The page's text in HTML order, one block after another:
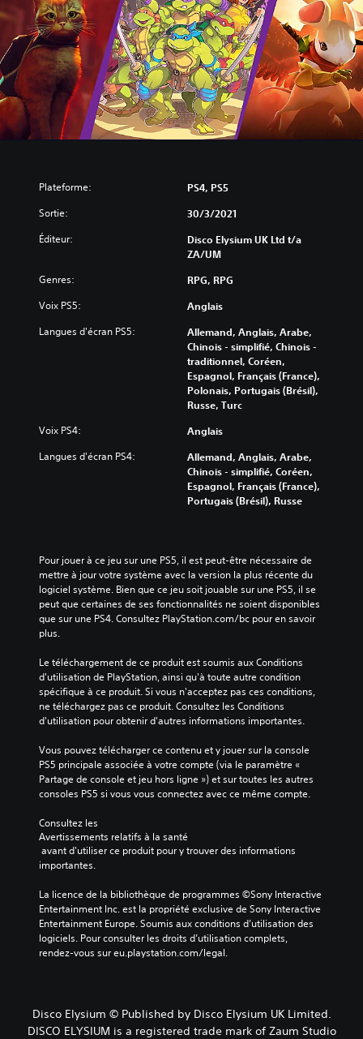
Plateforme: PS4, PS5
Sortie: 30/3/2021
Éditeur:
Disco Elysium UK Ltd t/a
ZA/UM
Genres: RPG, RPG
Voix PS5: Anglais
Langues d'écran PS5:
Allemand, Anglais, Arabe,
Chinois - simplifié, Chinois -
traditionnel, Coréen,
Espagnol, Français (France),
Polonais, Portugais (Brésil),
Russe, Turc
Voix PS4: Anglais
Langues d'écran PS4:
Allemand, Anglais, Arabe,
Chinois - simplifié, Coréen,
Espagnol, Français (France),
Portugais (Brésil), Russe
Pour jouer à ce jeu sur une PS5, il est peut-être nécessaire de
mettre à jour votre système avec la version la plus récente du
logiciel système. Bien que ce jeu soit jouable sur une PS5, il se
peut que certaines de ses fonctionnalités ne soient disponibles
que sur une PS4. Consultez PlayStation.com/bc pour en savoir
plus.
Le téléchargement de ce produit est soumis aux Conditions
d'utilisation de PlayStation, ainsi qu'à toute autre condition
spécifique à ce produit. Si vous n'acceptez pas ces conditions,
ne téléchargez pas ce produit. Consultez les Conditions
d'utilisation pour obtenir d'autres informations importantes.
Vous pouvez télécharger ce contenu et y jouer sur la console
PS5 principale associée à votre compte (via le paramètre «
Partage de console et jeu hors ligne ») et sur toutes les autres
consoles PS5 si vous vous connectez avec ce même compte.
Consultez les
Avertissements relatifs à la santé
importantes.
La licence de la bibliothèque de programmes ©Sony Interactive
Entertainment Inc. est la propriété exclusive de Sony Interactive
Entertainment Europe. Soumis aux conditions d’utilisation des
logiciels. Pour consulter les droits d’utilisation complets,
rendez-vous sur eu.playstation.com/legal.
Disco Elysium © Published by Disco Elysium UK Limited.
DISCO ELYSIUM is a registered trade mark of Zaum Studio